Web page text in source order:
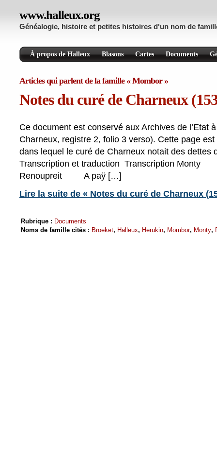
www.halleux.org
Généalogie, histoire et petites histoires d'un nom de
À propos de Halleux Blasons Cartes Documents
Articles qui parlent de la famille « Mombor »
Notes du curé de Charneux
Ce document est conservé aux Archives de l’Etat
Charneux, registre 2, folio 3 verso). Cette page est
dans lequel le curé de Charneux notait des dettes
Transcription et traduction
Renoupreit A paÿ […]
Lire la suite de « Notes du curé de Charneux
Rubrique : Documents
Noms de famille cités : Broeket, Halleux, Herukin, Mombor, Monty,